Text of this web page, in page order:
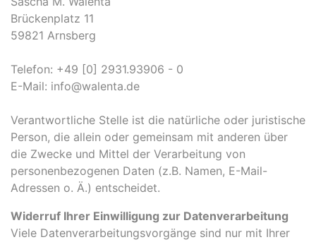
Brückenplatz 11
59821 Arnsberg
Telefon: +49 [0] 2931.93906 - 0
E-Mail: info@walenta.de
Verantwortliche Stelle ist die natürliche oder juristische
Person, die allein oder gemeinsam mit anderen über
die Zwecke und Mittel der Verarbeitung von
personenbezogenen Daten (z.B. Namen, E-Mail-
Adressen o. Ä.) entscheidet.
Widerruf Ihrer Einwilligung zur Datenverarbeitung
Viele Datenverarbeitungsvorgänge sind nur mit Ihrer